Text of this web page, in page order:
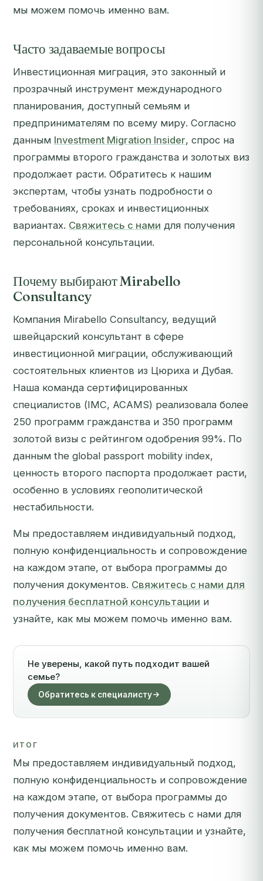
мы можем помочь именно вам.
Часто задаваемые вопросы
Инвестиционная миграция, это законный и
прозрачный инструмент международного
планирования, доступный семьям и
предпринимателям по всему миру. Согласно
данным Investment Migration Insider, спрос на
программы второго гражданства и золотых виз
продолжает расти. Обратитесь к нашим
экспертам, чтобы узнать подробности о
требованиях, сроках и инвестиционных
вариантах. Свяжитесь с нами для получения
персональной консультации.
Почему выбирают Mirabello
Consultancy
Компания Mirabello Consultancy, ведущий
швейцарский консультант в сфере
инвестиционной миграции, обслуживающий
состоятельных клиентов из Цюриха и Дубая.
Наша команда сертифицированных
специалистов (IMC, ACAMS) реализовала более
250 программ гражданства и 350 программ
золотой визы с рейтингом одобрения 99%. По
данным the global passport mobility index,
ценность второго паспорта продолжает расти,
особенно в условиях геополитической
нестабильности.
Мы предоставляем индивидуальный подход,
полную конфиденциальность и сопровождение
на каждом этапе, от выбора программы до
получения документов. Свяжитесь с нами для
получения бесплатной консультации и
узнайте, как мы можем помочь именно вам.
Не уверены, какой путь подходит вашей
семье?
Обратитесь к специалисту
ИТОГ
Мы предоставляем индивидуальный подход,
полную конфиденциальность и сопровождение
на каждом этапе, от выбора программы до
получения документов. Свяжитесь с нами для
получения бесплатной консультации и узнайте,
как мы можем помочь именно вам.